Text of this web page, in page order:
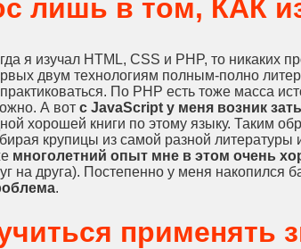
лишь в том, КАК
я изучал HTML, CSS и PHP, то никаких
двум технологиям полным-полно
По PHP есть тоже масса
А вот с JavaScript у меня возник
хорошей книги по этому языку. Таким
крупицы из самой разной литературы
многолетний опыт мне в этом очень
на друга). Постепенно у меня накопился
.
применять